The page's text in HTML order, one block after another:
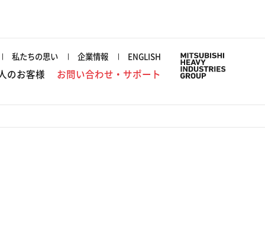
私たちの思い 企業情報 ENGLISH
のお客様 お問い合わせ・サポート